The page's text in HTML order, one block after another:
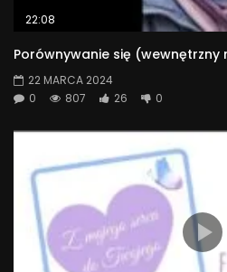
22:08
Porównywanie się
22 MARCA 2024
0
807 26 0